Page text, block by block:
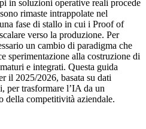
in soluzioni operative reali procede
rimaste intrappolate nel
fase di stallo in cui i Proof of
verso la produzione. Per
un cambio di paradigma che
sperimentazione alla costruzione di
maturi e integrati. Questa guida
il 2025/2026, basata su dati
per trasformare l’IA da un
della competitività aziendale.